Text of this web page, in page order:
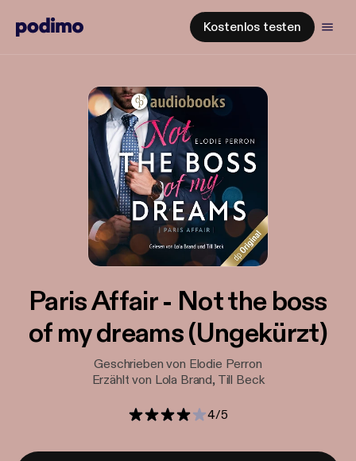
Kostenlos testen
Paris Affair - Not the boss
of my dreams (Ungekürzt)
Geschrieben von Elodie Perron
Erzählt von Lola Brand, Till Beck
4/5